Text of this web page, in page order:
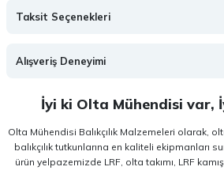
Taksit Seçenekleri
Alışveriş Deneyimi
İyi ki Olta Mühendisi var,
Olta Mühendisi Balıkçılık Malzemeleri olarak,
balıkçılık tutkunlarına en kaliteli ekipmanları
ürün yelpazemizde LRF, olta takımı, LRF